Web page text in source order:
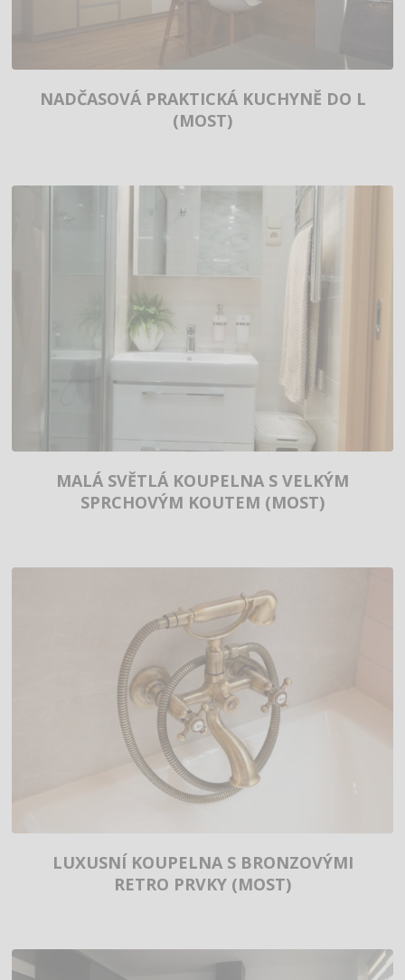
NADČASOVÁ PRAKTICKÁ KUCHYNĚ DO L
(MOST)
MALÁ SVĚTLÁ KOUPELNA S VELKÝM
SPRCHOVÝM KOUTEM (MOST)
LUXUSNÍ KOUPELNA S BRONZOVÝMI
RETRO PRVKY (MOST)